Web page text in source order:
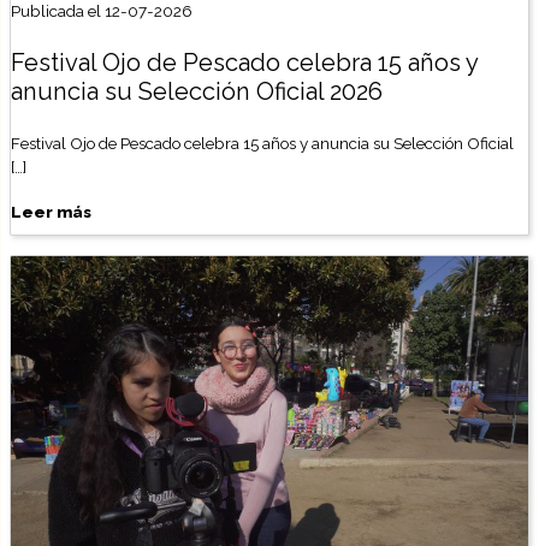
Publicada el 12-07-2026
Festival Ojo de Pescado celebra 15 años y
anuncia su Selección Oficial 2026
Festival Ojo de Pescado celebra 15 años y anuncia su Selección Oficial
[…]
Leer más